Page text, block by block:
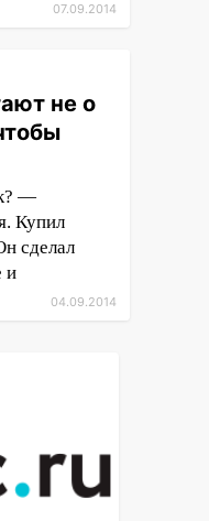
07.09.2014
не о
—
Купил
сделал
и
04.09.2014